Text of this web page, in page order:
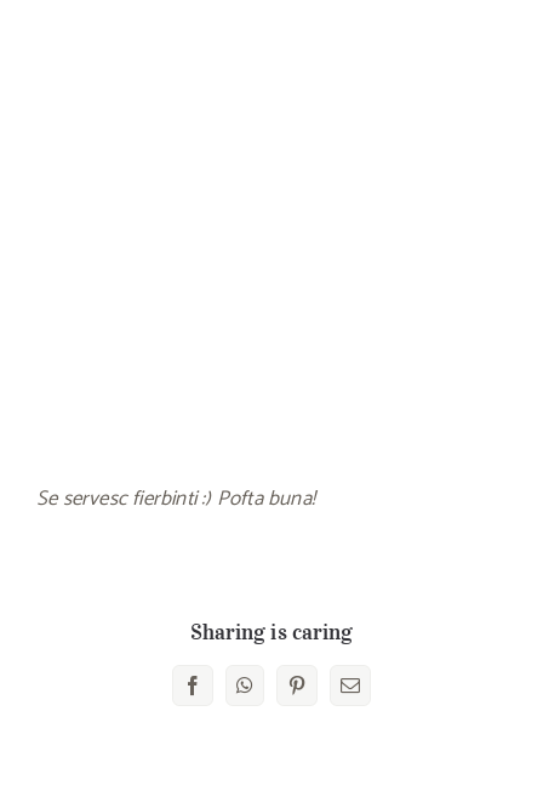
Se servesc fierbinti :) Pofta buna!
Sharing is caring
FacebookWhatsAppPinterest
E-